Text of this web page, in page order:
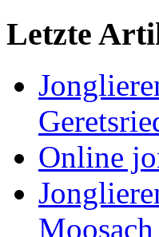
Letzte
Online
Moosach